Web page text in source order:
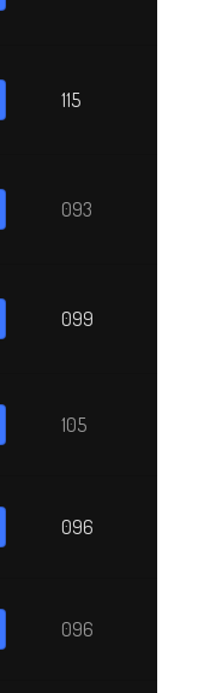
115
093
099
105
096
096